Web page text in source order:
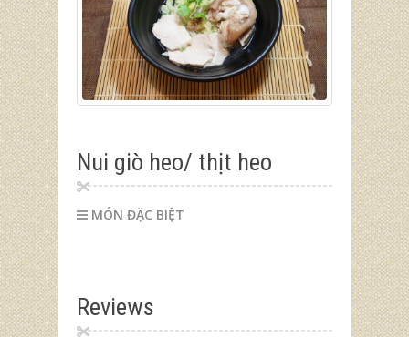
Nui giò heo/ thịt heo
MÓN ĐẶC BIỆT
Reviews